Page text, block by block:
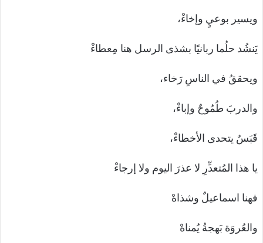
ويسير بوعيٍ وإخاءْ،
يَنشُد حلُما ربانيًا بشذى الرسل هنا مِعطاءْ
ويحققُ في الناسِ رَخاء،
والدربَ طُمُوحٌ وإباءْ،
قَبَسٌ يتحدى الأخطاءْ،
يا هذا المُتعذِّرِ لا عذرَ اليوم ولا إرجاءْ
فهنا اسماعيلٌ وشذاهْ
والعُروَة بَهجةُ يُمناهْ